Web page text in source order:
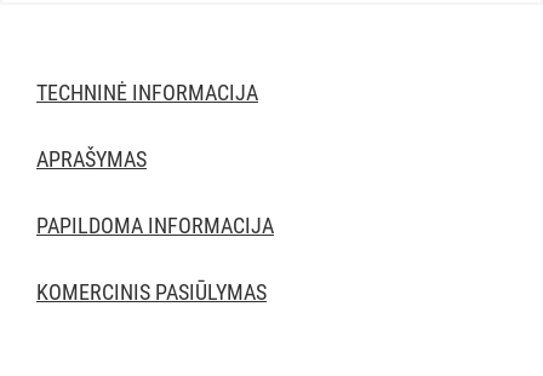
TECHNINĖ INFORMACIJA
APRAŠYMAS
PAPILDOMA INFORMACIJA
KOMERCINIS PASIŪLYMAS